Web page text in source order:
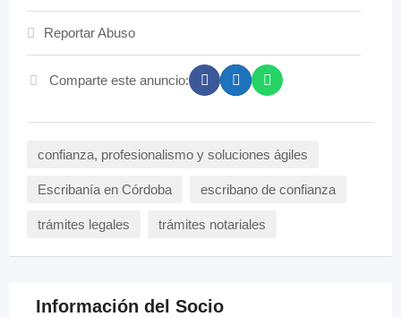
Reportar Abuso
Comparte este anuncio:
confianza, profesionalismo y soluciones ágiles
Escribanía en Córdoba escribano de confianza
trámites legales trámites notariales
Información del Socio